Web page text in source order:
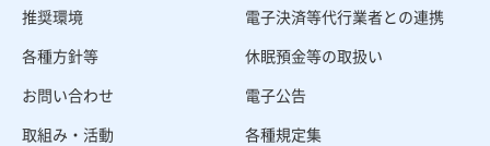
推奨環境
電子決済等代行業者との連携
各種方針等
休眠預金等の取扱い
お問い合わせ
電子公告
取組み・活動
各種規定集